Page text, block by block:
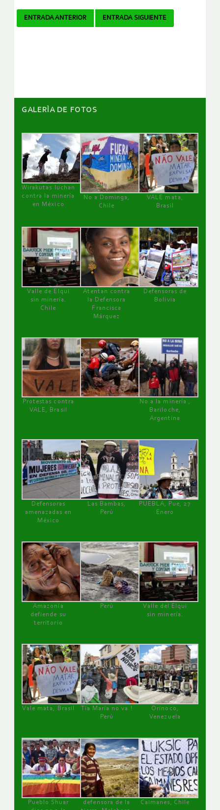
Navegador
ENTRADA ANTERIOR ENTRADA SIGUIENTE
GALERÌA DE FOTOS
Wirakutas luchan
contra la minería
en México
No a Dominga,
Chile
VALE mata,
Brasil
Valle de Elqui
sin minería.
Chile
Atentan contra
la Defensora
Francisca
Márquez
Defensoras de
Bolivia
Protestas contra
VALE, Brasil
No a la minería ,
Bariloche,
Argentina
Defensoras
amenazadas en
México
Las Bambas,
Perú
PUEBLA, Pue, 27
Enero
Amazonía
defiende su
territorio
Perú
Valle del Elqui
sin minería.
Vale mata, Brasil
Tía María no va !
Perú
Orinoco,
Venezuela
Pueblo Shuar
defensora de la
Caimanes, Chile